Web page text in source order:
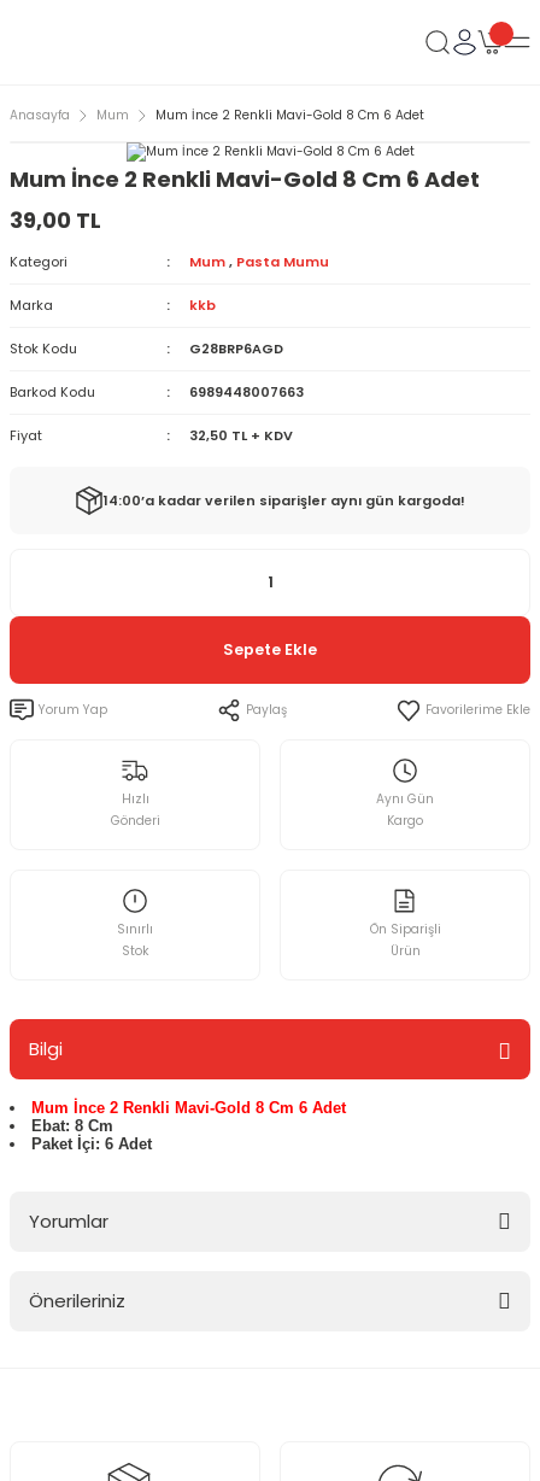
Anasayfa Mum Mum İnce 2 Renkli Mavi-Gold 8 Cm 6 Adet
Mum İnce 2 Renkli Mavi-Gold 8 Cm 6 Adet
39,00 TL
Kategori Mum , Pasta Mumu
Marka kkb
Stok Kodu G28BRP6AGD
Barkod Kodu 6989448007663
Fiyat 32,50 TL + KDV
14:00’a kadar verilen siparişler aynı gün kargoda!
Sepete Ekle
Yorum Yap Paylaş
Hızlı
Gönderi
Aynı Gün
Kargo
Sınırlı
Stok
Ön Siparişli
Ürün
Bilgi
Mum İnce 2 Renkli Mavi-Gold 8 Cm 6 Adet
Ebat: 8 Cm
Paket İçi: 6 Adet
Yorumlar
Önerileriniz